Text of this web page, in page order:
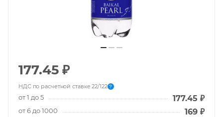
177.45 ₽
НДС по расчетной ставке 22/122 ?
от 1 до 5 177.45 ₽
от 6 до 1000 169 ₽